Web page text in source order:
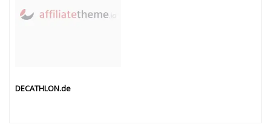
DECATHLON.de